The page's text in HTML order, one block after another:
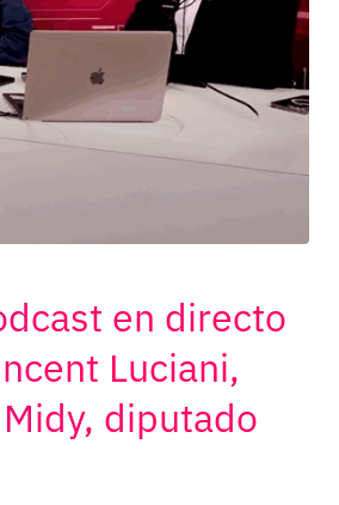
en directo
Luciani,
diputado